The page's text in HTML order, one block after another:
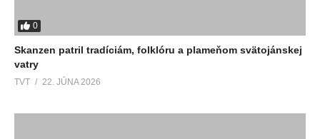
0
Skanzen patril tradíciám, folklóru a plameňom svätojánskej
vatry
TVT 22. JÚNA 2026